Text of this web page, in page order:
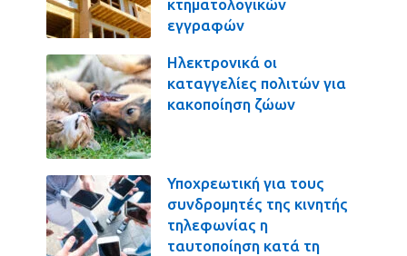
κτηματολογικών
εγγραφών
Ηλεκτρονικά οι
καταγγελίες πολιτών για
κακοποίηση ζώων
Υποχρεωτική για τους
συνδρομητές της κινητής
τηλεφωνίας η
ταυτοποίηση κατά τη